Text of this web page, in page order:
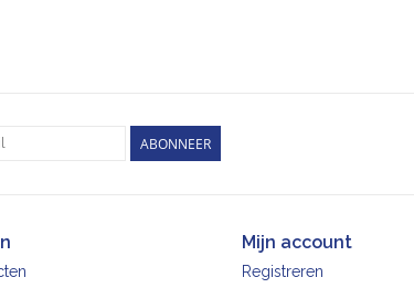
ABONNEER
Mijn account
Registreren